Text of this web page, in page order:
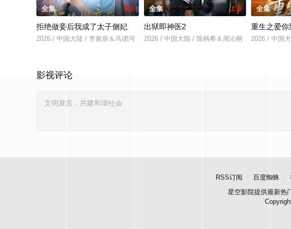
全集 4.0
拒绝做妾后我成了太子侧妃
2026 / 中国大陆 / 李俊辰＆马珺珂
全集 1.0
出狱即神医2
2026 / 中国大陆 / 陈柄希＆周沁桐
全集
重生之爱你
2026 / 中国
影视评论
RSS订阅 百度蜘蛛
星空影院提供最新热